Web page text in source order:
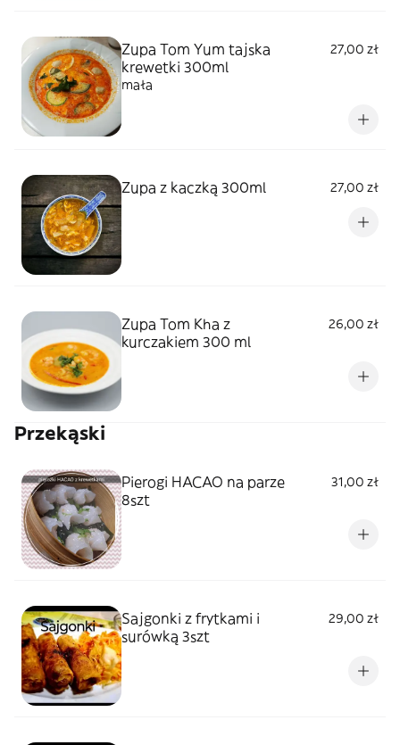
Zupa Tom Yum tajska
krewetki 300ml
27,00 zł
mała
Zupa z kaczką 300ml 27,00 zł
Zupa Tom Kha z
kurczakiem 300 ml
26,00 zł
Przekąski
Pierogi HACAO na parze
8szt
31,00 zł
Sajgonki z frytkami i
surówką 3szt
29,00 zł